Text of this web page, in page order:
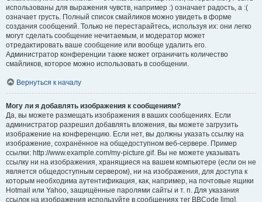
использованы для выражения чувств, например :) означает радость, а :(
означает грусть. Полный список смайликов можно увидеть в форме
создания сообщений. Только не перестарайтесь, используя их: они легко
могут сделать сообщение нечитаемым, и модератор может
отредактировать ваше сообщение или вообще удалить его.
Администратор конференции также может ограничить количество
смайликов, которое можно использовать в сообщении.
Вернуться к началу
Могу ли я добавлять изображения к сообщениям?
Да, вы можете размещать изображения в ваших сообщениях. Если
администратор разрешил добавлять вложения, вы можете загрузить
изображение на конференцию. Если нет, вы должны указать ссылку на
изображение, сохранённое на общедоступном веб-сервере. Пример
ссылки: http://www.example.com/my-picture.gif. Вы не можете указывать
ссылку ни на изображения, хранящиеся на вашем компьютере (если он не
является общедоступным сервером), ни на изображения, для доступа к
которым необходима аутентификация, как, например, на почтовые ящики
Hotmail или Yahoo, защищённые паролями сайты и т. п. Для указания
ссылок на изображения используйте в сообщениях тег BBCode [img].